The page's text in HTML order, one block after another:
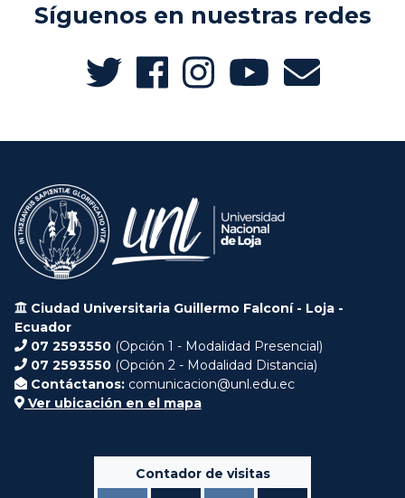
Síguenos en nuestras redes
Ciudad Universitaria Guillermo Falconí - Loja -
Ecuador
07 2593550 (Opción 1 - Modalidad Presencial)
07 2593550 (Opción 2 - Modalidad Distancia)
Contáctanos: comunicacion@unl.edu.ec
Ver ubicación en el mapa
Contador de visitas